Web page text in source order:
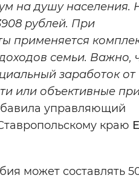
на душу населения.
рублей. При
применяется
семьи. Важно,
заработок от
или объективные
управляющий
краю
может составлять